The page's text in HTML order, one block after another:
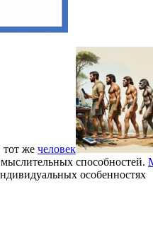
тот же человек
способностей.
особенностях